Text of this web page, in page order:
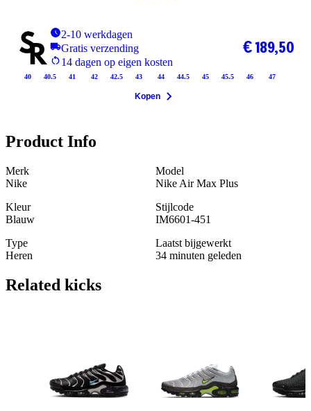
2-10 werkdagen
Gratis verzending
14 dagen op eigen kosten
40 40.5 41 42 42.5 43 44 44.5 45 45.5 46 47
€ 189,50
Kopen
Product Info
Merk
Nike
Model
Nike Air Max Plus
Kleur
Blauw
Stijlcode
IM6601-451
Type
Heren
Laatst bijgewerkt
34 minuten geleden
Related kicks